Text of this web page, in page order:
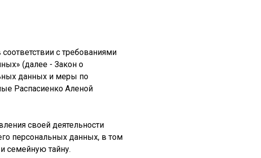
с требованиями
(далее - Закон о
данных и меры по
Распасиенко Аленой
своей деятельности
персональных данных, в том
семейную тайну.